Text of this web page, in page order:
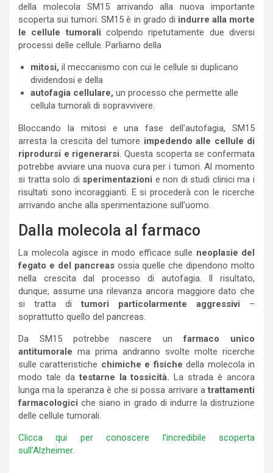
della molecola SM15 arrivando alla nuova importante
scoperta sui tumori. SM15 è in grado di indurre alla morte
le cellule tumorali colpendo ripetutamente due diversi
processi delle cellule. Parliamo della
mitosi, il meccanismo con cui le cellule si duplicano
dividendosi e della
autofagia cellulare, un processo che permette alle
cellula tumorali di sopravvivere.
Bloccando la mitosi e una fase dell’autofagia, SM15
arresta la crescita del tumore impedendo alle cellule di
riprodursi e rigenerarsi . Questa scoperta se confermata
potrebbe avviare una nuova cura per i tumori. Al momento
si tratta solo di sperimentazioni e non di studi clinici ma i
risultati sono incoraggianti. E si procederà con le ricerche
arrivando anche alla sperimentazione sull’uomo.
Dalla molecola al farmaco
La molecola agisce in modo efficace sulle neoplasie del
fegato e del pancreasossia quelle che dipendono molto
nella crescita dal processo di autofagia. Il risultato,
dunque, assume una rilevanza ancora maggiore dato che
si tratta ditumori particolarmente aggressivi –
soprattutto quello del pancreas.
Da SM15 potrebbe nascere unfarmaco unico
antitumorale ma prima andranno svolte molte ricerche
sulle caratteristiche chimiche e fisiche della molecola in
modo tale da testarne la tossicità. La strada è ancora
lunga ma la speranza è che si possa arrivare atrattamenti
farmacologici che siano in grado di indurre la distruzione
delle cellule tumorali.
Clicca qui per conoscere l’incredibile scoperta
sull’Alzheimer.